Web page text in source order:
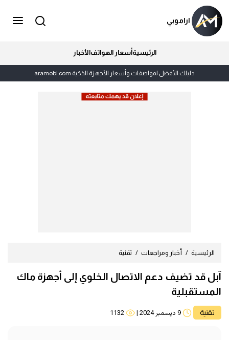
اراموبي
الرئيسيةأسعار الهواتفالأخبار
دليلك الأفضل لمواصفات وأسعار الأجهزة الذكية aramobi.com
الرئيسية أخبار ومراجعات تقنية
آبل قد تضيف دعم الاتصال الخلوي إلى أجهزة ماك
المستقبلية
تقنية 9 ديسمبر 2024 |
1132